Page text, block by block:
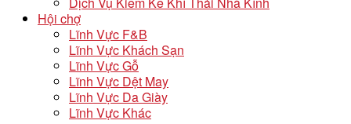
Hội chợ
Lĩnh Vực F&B
Lĩnh Vực Khách Sạn
Lĩnh Vực Gỗ
Lĩnh Vực Dệt May
Lĩnh Vực Da Giày
Lĩnh Vực Khác